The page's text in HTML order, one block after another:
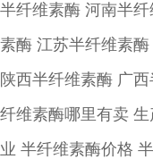
半纤维素酶 河南半
素酶 江苏半纤维素
陕西半纤维素酶 广
纤维素酶哪里有卖
业 半纤维素酶价格